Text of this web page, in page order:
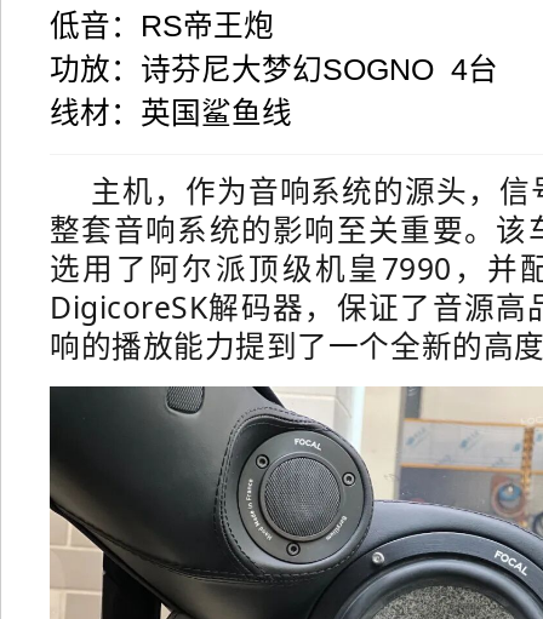
低音：RS帝王炮
功放：诗芬尼大梦幻SOGNO 4台
线材：英国鲨鱼线
主机，作为音响系统的源头，
整套音响系统的影响至关重要。 该
选用了阿尔派顶级机皇7990，并
DigicoreSK解码器，保证了音源高
响的播放能力提到了一个全新的高